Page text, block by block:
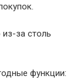
за столь
функции: